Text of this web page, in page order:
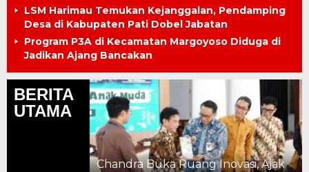
LSM Harimau Temukan Kejanggalan, Pendamping
Desa di Kabupaten Pati Dobel Jabatan
Program P3A di Kecamatan Margoyoso Diduga di
Jadikan Ajang Bancakan
BERITA
UTAMA
Chandra Buka Ruang Inovasi, Ajak